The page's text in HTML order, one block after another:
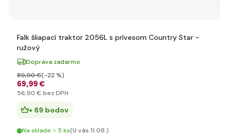
Falk šliapací traktor 2056L s prívesom Country Star -
ružový
Doprava zadarmo
69,99 €
89,90 €(-22 %)
56,90 € bez DPH
+ 69 bodov
Na sklade > 5 ks(U vás 11.08.)